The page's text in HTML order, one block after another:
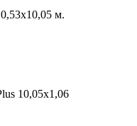
м.
10,05x1,06